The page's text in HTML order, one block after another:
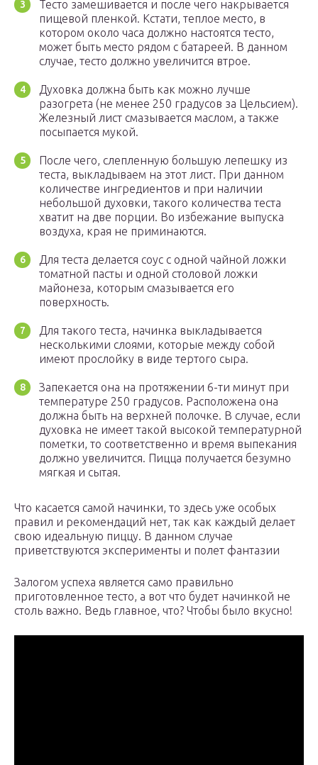
Тесто замешивается и после чего накрывается
пищевой пленкой. Кстати, теплое место, в
котором около часа должно настоятся тесто,
может быть место рядом с батареей. В данном
случае, тесто должно увеличится втрое.
Духовка должна быть как можно лучше
разогрета (не менее 250 градусов за Цельсием).
Железный лист смазывается маслом, а также
посыпается мукой.
После чего, слепленную большую лепешку из
теста, выкладываем на этот лист. При данном
количестве ингредиентов и при наличии
небольшой духовки, такого количества теста
хватит на две порции. Во избежание выпуска
воздуха, края не приминаются.
Для теста делается соус с одной чайной ложки
томатной пасты и одной столовой ложки
майонеза, которым смазывается его
поверхность.
Для такого теста, начинка выкладывается
несколькими слоями, которые между собой
имеют прослойку в виде тертого сыра.
Запекается она на протяжении 6-ти минут при
температуре 250 градусов. Расположена она
должна быть на верхней полочке. В случае, если
духовка не имеет такой высокой температурной
пометки, то соответственно и время выпекания
должно увеличится. Пицца получается безумно
мягкая и сытая.
Что касается самой начинки, то здесь уже особых
правил и рекомендаций нет, так как каждый делает
свою идеальную пиццу. В данном случае
приветствуются эксперименты и полет фантазии
Залогом успеха является само правильно
приготовленное тесто, а вот что будет начинкой не
столь важно. Ведь главное, что? Чтобы было вкусно!